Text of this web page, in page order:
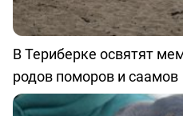
В Териберке освятят
родов поморов и саамов